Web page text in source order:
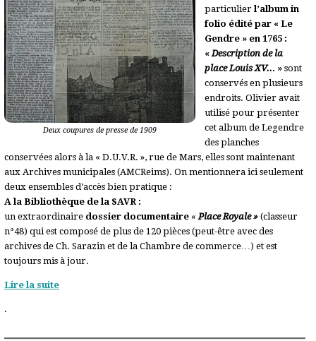
Deux coupures de presse de 1909
particulierl’album in
folio édité par « Le
Gendre » en 1765 :
«Description de la
place Louis XV... » sont
conservés en plusieurs
endroits. Olivier avait
utilisé pour présenter
cet album de Legendre
des planches
conservées alors à la « D.U.V.R. », rue de Mars, elles sont maintenant
aux Archives municipales (AMCReims). On mentionnera ici seulement
deux ensembles d’accès bien pratique :
A la Bibliothèque de la SAVR :
un extraordinaire dossier documentaire «Place Royale » (classeur
n°48) qui est composé de plus de 120 pièces (peut-être avec des
archives de Ch. Sarazin et de la Chambre de commerce…) et est
toujours mis à jour.
Lire la suite
.